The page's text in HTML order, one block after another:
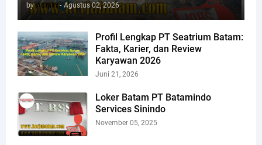
by Admin - Agustus 02, 2026
Profil Lengkap PT Seatrium Batam:
Fakta, Karier, dan Review
Karyawan 2026
Juni 21, 2026
Loker Batam PT Batamindo
Services Sinindo
November 05, 2025